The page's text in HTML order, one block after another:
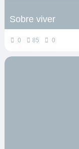
Sobre viver
0 85 0